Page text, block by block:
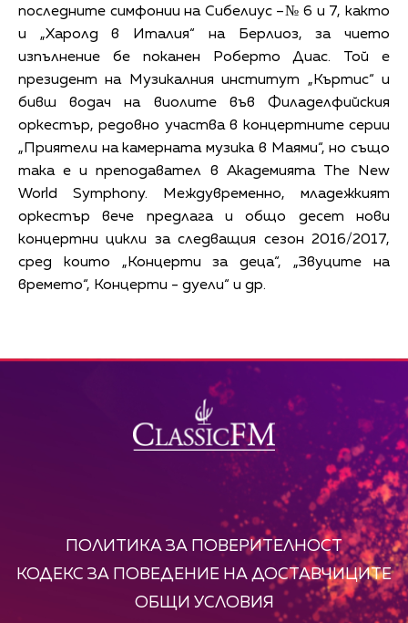
последните симфонии на Сибелиус –№ 6 и 7, както
и „Харолд в Италия“ на Берлиоз, за чието
изпълнение бе поканен Роберто Диас. Той е
президент на Музикалния институт „Къртис“ и
бивш водач на виолите във Филаделфийския
оркестър, редовно участва в концертните серии
„Приятели на камерната музика в Маями“, но също
така е и преподавател в Академията The New
World Symphony. Междувременно, младежкият
оркестър вече предлага и общо десет нови
концертни цикли за следващия сезон 2016/2017,
сред които „Концерти за деца“, „Звуците на
времето“, Концерти - дуели“ и др.
ПОЛИТИКА ЗА ПОВЕРИТЕЛНОСТ
КОДЕКС ЗА ПОВЕДЕНИЕ НА ДОСТАВЧИЦИТЕ
ОБЩИ УСЛОВИЯ